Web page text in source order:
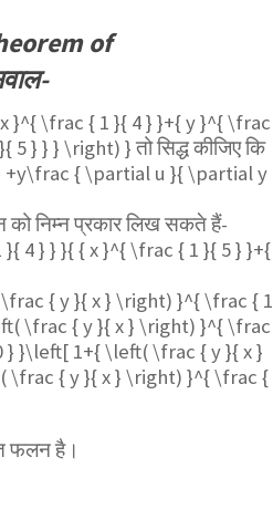
of
}^{ \frac { 1 }{ 4 } }+{ y }^{ \frac
5 } } } \right) }तो सिद्ध कीजिए कि
{ \partial u }{ \partial y
निम्न प्रकार लिख सकते हैं-
4 } } }{ { x }^{ \frac { 1 }{ 5 } }+{
{ y }{ x } \right) }^{ \frac { 1
\frac { y }{ x } \right) }^{ \frac
} }\left[ 1+{ \left( \frac { y }{ x }
\frac { y }{ x } \right) }^{ \frac {
फलन है।